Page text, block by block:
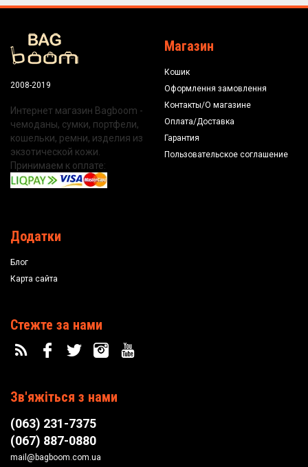
2008-2019
Интернет магазин Bagboom -
чемоданы, сумки, портфели,
кошельки, ремни, изделия из
экзотической кожи.
Принимаем к оплате:
Магазин
Кошик
Оформлення замовлення
Контакты/О магазине
Оплата/Доставка
Гарантия
Пользовательское соглашение
Додатки
Блог
Карта сайта
Стежте за нами
Зв'яжіться з нами
(063) 231-7375
(067) 887-0880
mail@bagboom.com.ua